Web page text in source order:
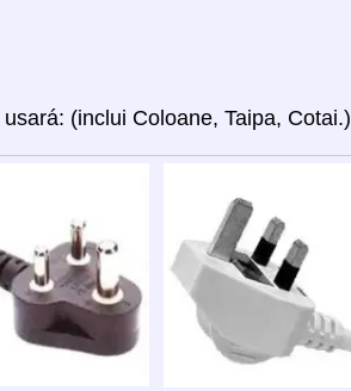
(inclui Coloane, Taipa, Cotai.)